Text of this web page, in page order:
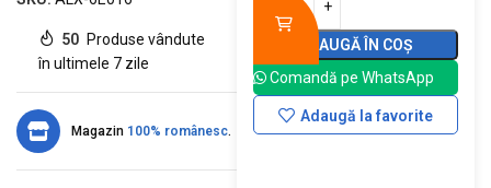
50 Produse vândute
în ultimele 7 zile
Magazin 100% românesc.
ADAUGĂ ÎN COȘ
Comandă pe WhatsApp
Adaugă la favorite